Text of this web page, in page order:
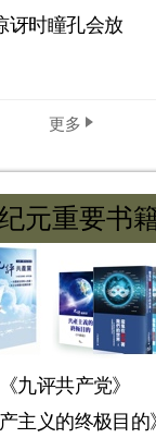
讶时瞳孔会放
更多
元重要书
《九评共产党》
产主义的终极目的